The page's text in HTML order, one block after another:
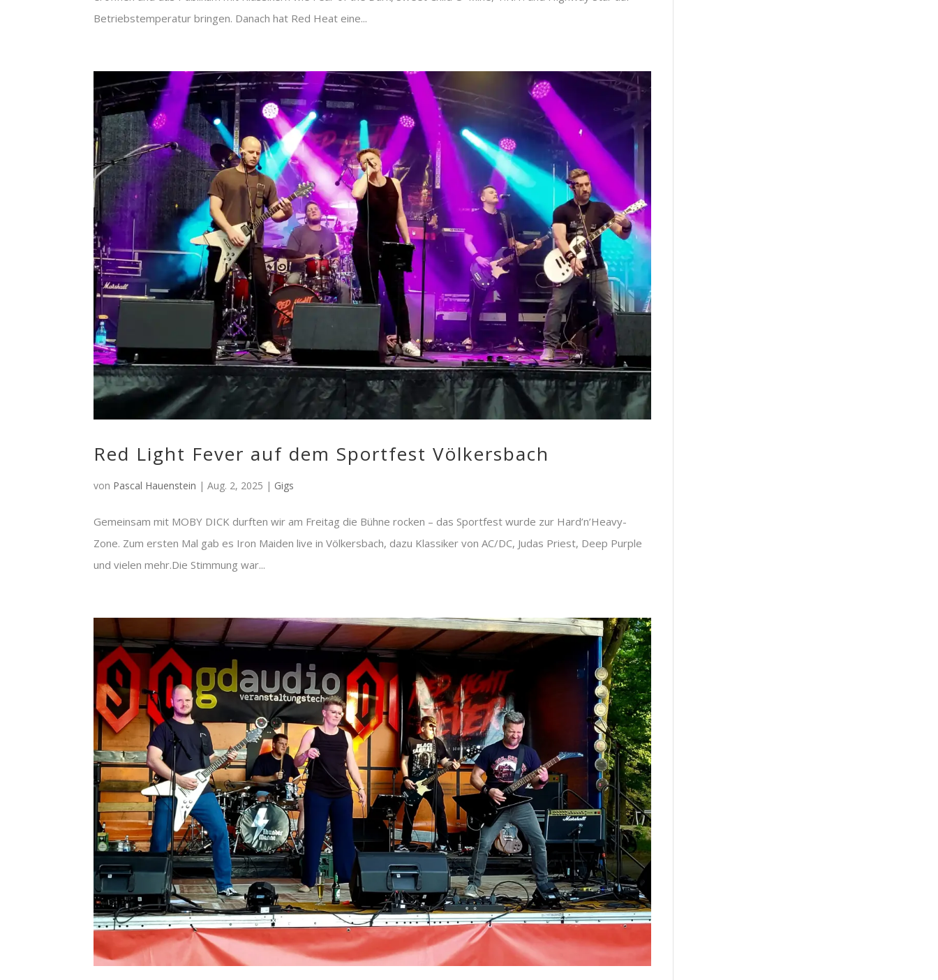
Betriebstemperatur bringen. Danach hat Red Heat eine...
Red Light Fever auf dem Sportfest Völkersbach
von Pascal Hauenstein |Aug. 2, 2025 | Gigs
Gemeinsam mit MOBY DICK durften wir am Freitag die Bühne rocken – das Sportfest wurde zur Hard’n’Heavy-
Zone. Zum ersten Mal gab es Iron Maiden live in Völkersbach, dazu Klassiker von AC/DC, Judas Priest, Deep Purple
und vielen mehr.Die Stimmung war...